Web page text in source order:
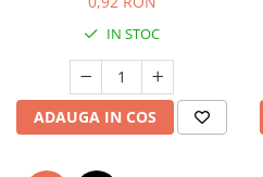
IN STOC
ADAUGA IN COS